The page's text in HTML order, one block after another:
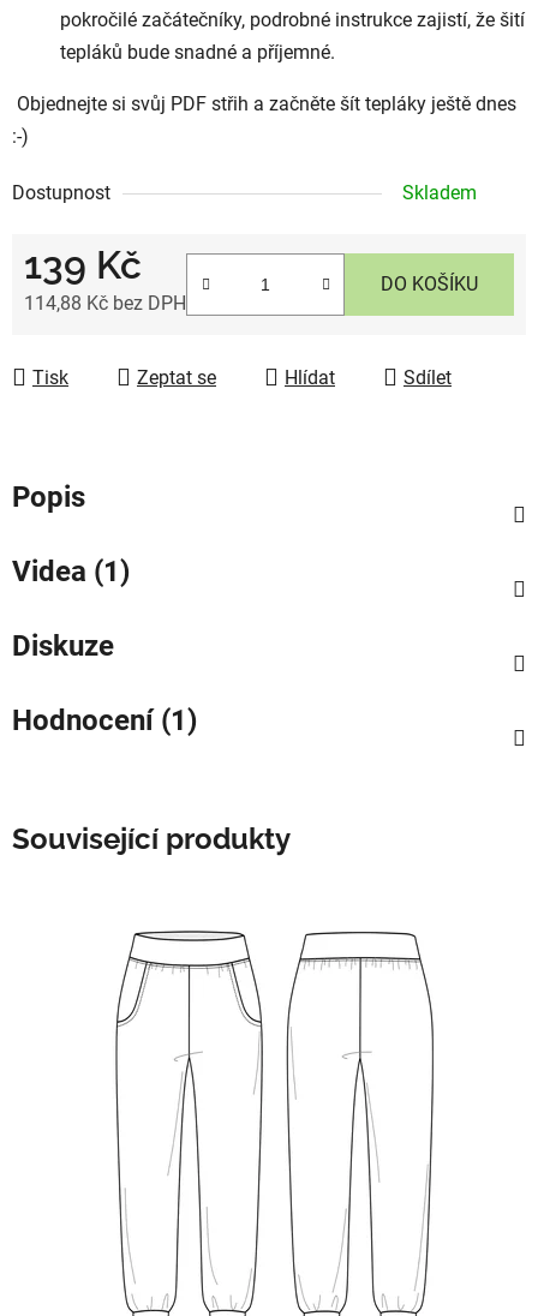
pokročilé začátečníky, podrobné instrukce zajistí, že šití
tepláků bude snadné a příjemné.
Objednejte si svůj PDF střih a začněte šít tepláky ještě dnes
:-)
Dostupnost Skladem
139 Kč
114,88 Kč bez DPH
DO KOŠÍKU
Tisk Zeptat se Hlídat Sdílet
Popis
Videa (1)
Diskuze
Hodnocení (1)
Související produkty